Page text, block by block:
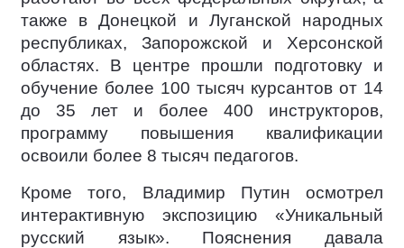
также в Донецкой и Луганской народных
республиках, Запорожской и Херсонской
областях. В центре прошли подготовку и
обучение более 100 тысяч курсантов от 14
до 35 лет и более 400 инструкторов,
программу повышения квалификации
освоили более 8 тысяч педагогов.
Кроме того, Владимир Путин осмотрел
интерактивную экспозицию «Уникальный
русский язык». Пояснения давала